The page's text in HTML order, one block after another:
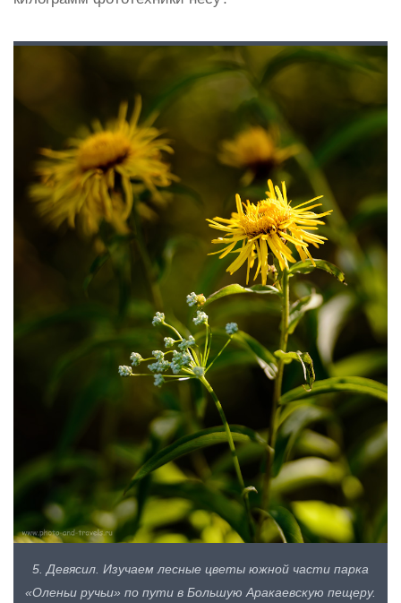
5. Девясил. Изучаем лесные цветы южной части парка
«Оленьи ручьи» по пути в Большую Аракаевскую пещеру.